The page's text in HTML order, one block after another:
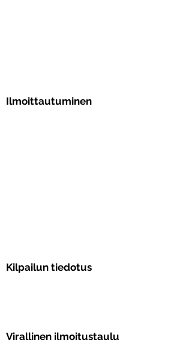
Ilmoittautuminen
Kilpailun tiedotus
Virallinen ilmoitustaulu